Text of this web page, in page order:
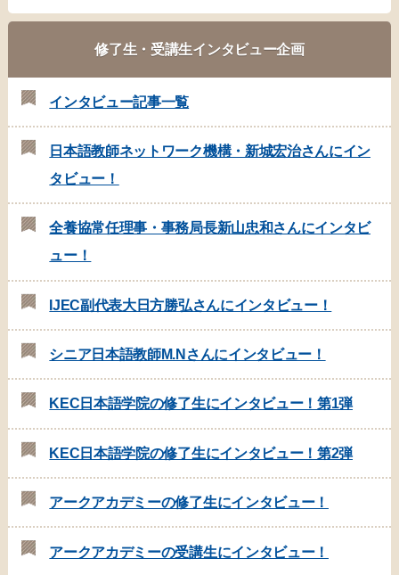
修了生・受講生インタビュー企画
インタビュー記事一覧
日本語教師ネットワーク機構・新城宏治さんにイン
タビュー！
全養協常任理事・事務局長新山忠和さんにインタビ
ュー！
IJEC副代表大日方勝弘さんにインタビュー！
シニア日本語教師M.Nさんにインタビュー！
KEC日本語学院の修了生にインタビュー！第1弾
KEC日本語学院の修了生にインタビュー！第2弾
アークアカデミーの修了生にインタビュー！
アークアカデミーの受講生にインタビュー！